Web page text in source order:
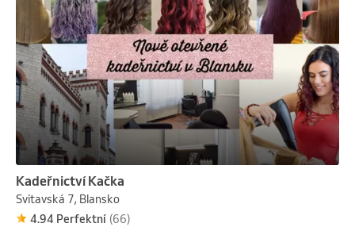
Kadeřnictví Kačka
Svitavská 7, Blansko
4.94 Perfektní (66)